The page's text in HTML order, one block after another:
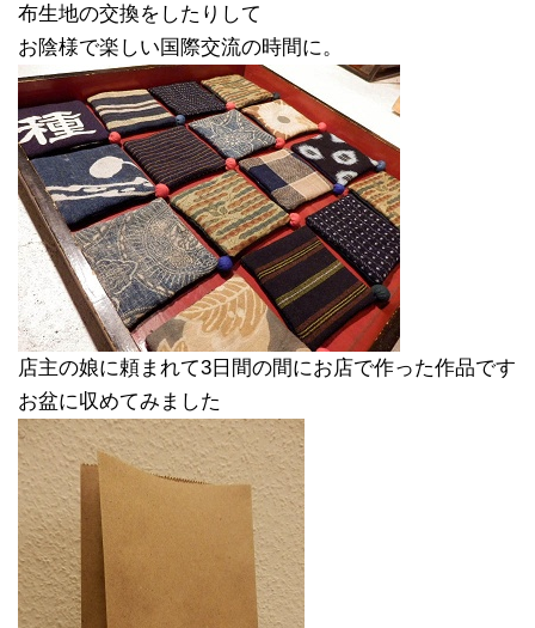
布生地の交換をしたりして
お陰様で楽しい国際交流の時間に。
店主の娘に頼まれて3日間の間にお店で作った作品です
お盆に収めてみました